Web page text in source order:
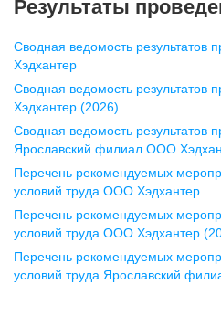
pr@nn.hh.ru
Воронеж
ул. Комиссаржевской, д. 10,
офис 1212
+7 473 280-05-05
pr@vrn.hh.ru
ул. Спартаковская, д. 2А, этаж 3,
помещение 15
+7 843 212-12-50
Результаты
Сводная ведомость
Хэдхантер
Сводная ведомость
Хэдхантер (2026)
Сводная ведомость результатов
Ярославский филиал ООО
Перечень рекомендуемых
условий труда ООО Хэдхантер
Перечень рекомендуемых
условий труда ООО Хэдхантер
Перечень рекомендуемых
условий труда Ярославский